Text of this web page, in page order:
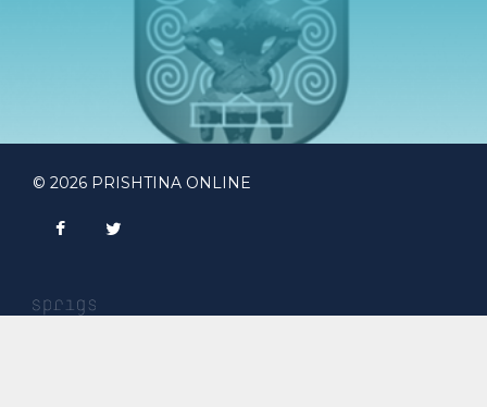
© 2026 PRISHTINA ONLINE